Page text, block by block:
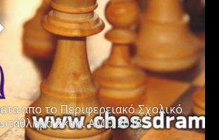
απο το Περιφερειακό Σχολικό
Σκακι ΑΜΘ 2018